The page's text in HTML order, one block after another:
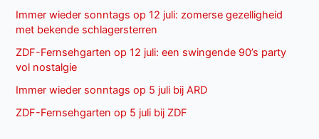
Immer wieder sonntags op 12 juli: zomerse gezelligheid
met bekende schlagersterren
ZDF-Fernsehgarten op 12 juli: een swingende 90’s party
vol nostalgie
Immer wieder sonntags op 5 juli bij ARD
ZDF-Fernsehgarten op 5 juli bij ZDF